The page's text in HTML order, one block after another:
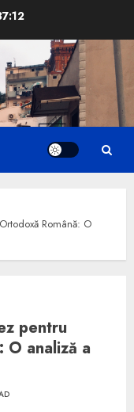
Română: O
pentru
O analiză a